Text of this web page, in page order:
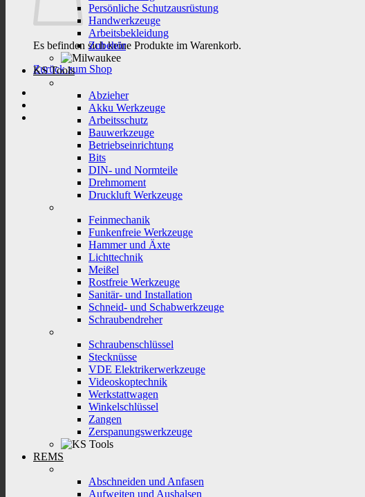
Es befinden sich keine Produkte im Warenkorb.
Zurück zum Shop
Persönliche Schutzausrüstung
Handwerkzeuge
Arbeitsbekleidung
Zubehör
KS Tools
Abzieher
Akku Werkzeuge
Arbeitsschutz
Bauwerkzeuge
Betriebseinrichtung
Bits
DIN- und Normteile
Drehmoment
Druckluft Werkzeuge
Feinmechanik
Funkenfreie Werkzeuge
Hammer und Äxte
Lichttechnik
Meißel
Rostfreie Werkzeuge
Sanitär- und Installation
Schneid- und Schabwerkzeuge
Schraubendreher
Schraubenschlüssel
Stecknüsse
VDE Elektrikerwerkzeuge
Videoskoptechnik
Werkstattwagen
Winkelschlüssel
Zangen
Zerspanungswerkzeuge
REMS
Abschneiden und Anfasen
Aufweiten und Aushalsen